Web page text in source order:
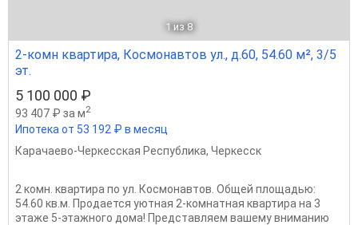
1 из 8
2-комн квартира, Космонавтов ул., д.60, 54.60 м², 3/5
эт.
5 100 000 ₽
93 407 ₽ за м2
Ипотека от 53 192 ₽ в месяц
Карачаево-Черкесская Республика, Черкесск
2 комн. квартира по ул. Космонавтов. Общей площадью:
54.60 кв.м. Продается уютная 2-комнатная квартира на 3
этаже 5-этажного дома! Представляем вашему вниманию